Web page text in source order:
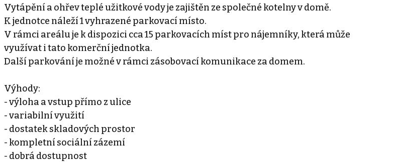
Vytápění a ohřev teplé užitkové vody je zajištěn ze společné kotelny v domě.
K jednotce náleží 1 vyhrazené parkovací místo.
V rámci areálu je k dispozici cca 15 parkovacích míst pro nájemníky, která může
využívat i tato komerční jednotka.
Další parkování je možné v rámci zásobovací komunikace za domem.
Výhody:
- výloha a vstup přímo z ulice
- variabilní využití
- dostatek skladových prostor
- kompletní sociální zázemí
- dobrá dostupnost